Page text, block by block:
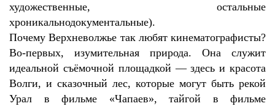
художественные, остальные
хроникальнодокументальные).
Почему Верхневолжье так любят кинематографисты?
Во-первых, изумительная природа. Она служит
идеальной съёмочной площадкой ― здесь и красота
Волги, и сказочный лес, которые могут быть рекой
Урал в фильме «Чапаев», тайгой в фильме